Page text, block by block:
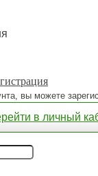
вы можете
в личный